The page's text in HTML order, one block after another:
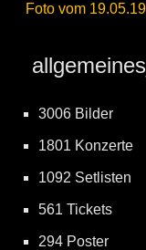
Foto vom
allgemeines_
3006 Bilder
1801 Konzerte
1092 Setlisten
561 Tickets
294 Poster